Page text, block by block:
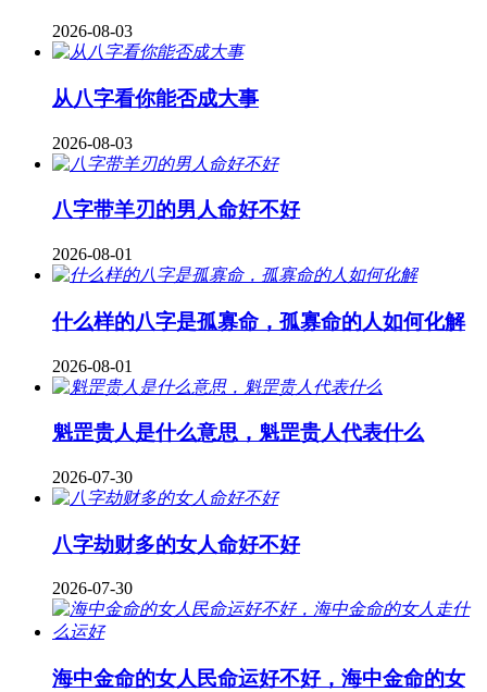
2026-08-03
从八字看你能否成大事
2026-08-03
八字带羊刃的男人命好不好
2026-08-01
什么样的八字是孤寡命，孤寡命的人如何化解
2026-08-01
魁罡贵人是什么意思，魁罡贵人代表什么
2026-07-30
八字劫财多的女人命好不好
2026-07-30
海中金命的女人民命运好不好，海中金命的女